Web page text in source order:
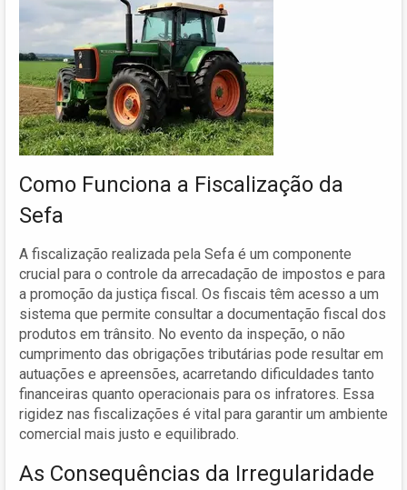
Como Funciona a Fiscalização da
Sefa
A fiscalização realizada pela Sefa é um componente
crucial para o controle da arrecadação de impostos e para
a promoção da justiça fiscal. Os fiscais têm acesso a um
sistema que permite consultar a documentação fiscal dos
produtos em trânsito. No evento da inspeção, o não
cumprimento das obrigações tributárias pode resultar em
autuações e apreensões, acarretando dificuldades tanto
financeiras quanto operacionais para os infratores. Essa
rigidez nas fiscalizações é vital para garantir um ambiente
comercial mais justo e equilibrado.
As Consequências da Irregularidade